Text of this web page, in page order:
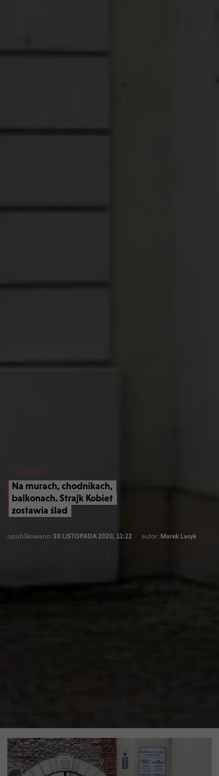
W MIEŚCIE
Na murach, chodnikach,
balkonach. Strajk Kobiet
zostawia ślad
opublikowano: 30 LISTOPADA 2020, 11:22 autor: Marek Lasyk